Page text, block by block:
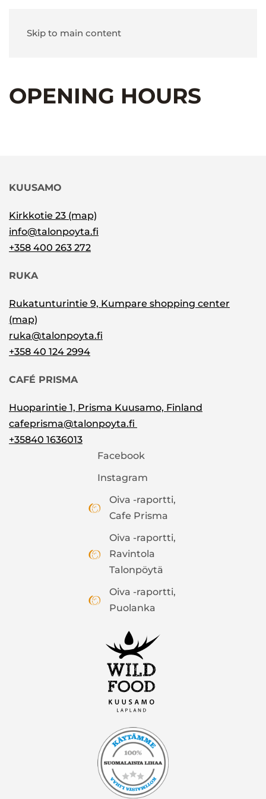
Skip to main content
OPENING HOURS
KUUSAMO
Kirkkotie 23 (map)
info@talonpoyta.fi
+358 400 263 272
RUKA
Rukatunturintie 9, Kumpare shopping center
(map)
ruka@talonpoyta.fi
+358 40 124 2994
CAFÉ PRISMA
Huoparintie 1, Prisma Kuusamo, Finland
cafeprisma@talonpoyta.fi
+35840 1636013
Facebook
Instagram
Oiva -raportti,
Cafe Prisma
Oiva -raportti,
Ravintola
Talonpöytä
Oiva -raportti,
Puolanka